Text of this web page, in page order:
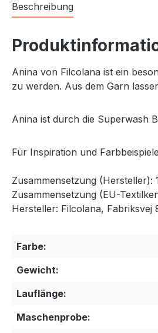
Beschreibung
Anina von Filcolana ist ein
zu werden. Aus dem Garn
Anina ist durch die Superwash
Für Inspiration und
Zusammensetzung
Zusammensetzung (EU-
Hersteller: Filcolana,
Farbe:
Gewicht:
Lauflänge:
Maschenprobe: